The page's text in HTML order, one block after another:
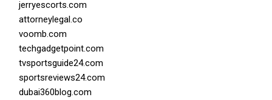
jerryescorts.com
attorneylegal.co
voomb.com
techgadgetpoint.com
tvsportsguide24.com
sportsreviews24.com
dubai360blog.com